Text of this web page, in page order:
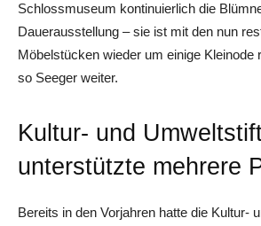
Schlossmuseum kontinuierlich die
Dauerausstellung – sie ist mit den nun
Möbelstücken wieder um einige Kleinode
so Seeger weiter.
Kultur- und
unterstützte mehrere
Bereits in den Vorjahren hatte die Kultur-